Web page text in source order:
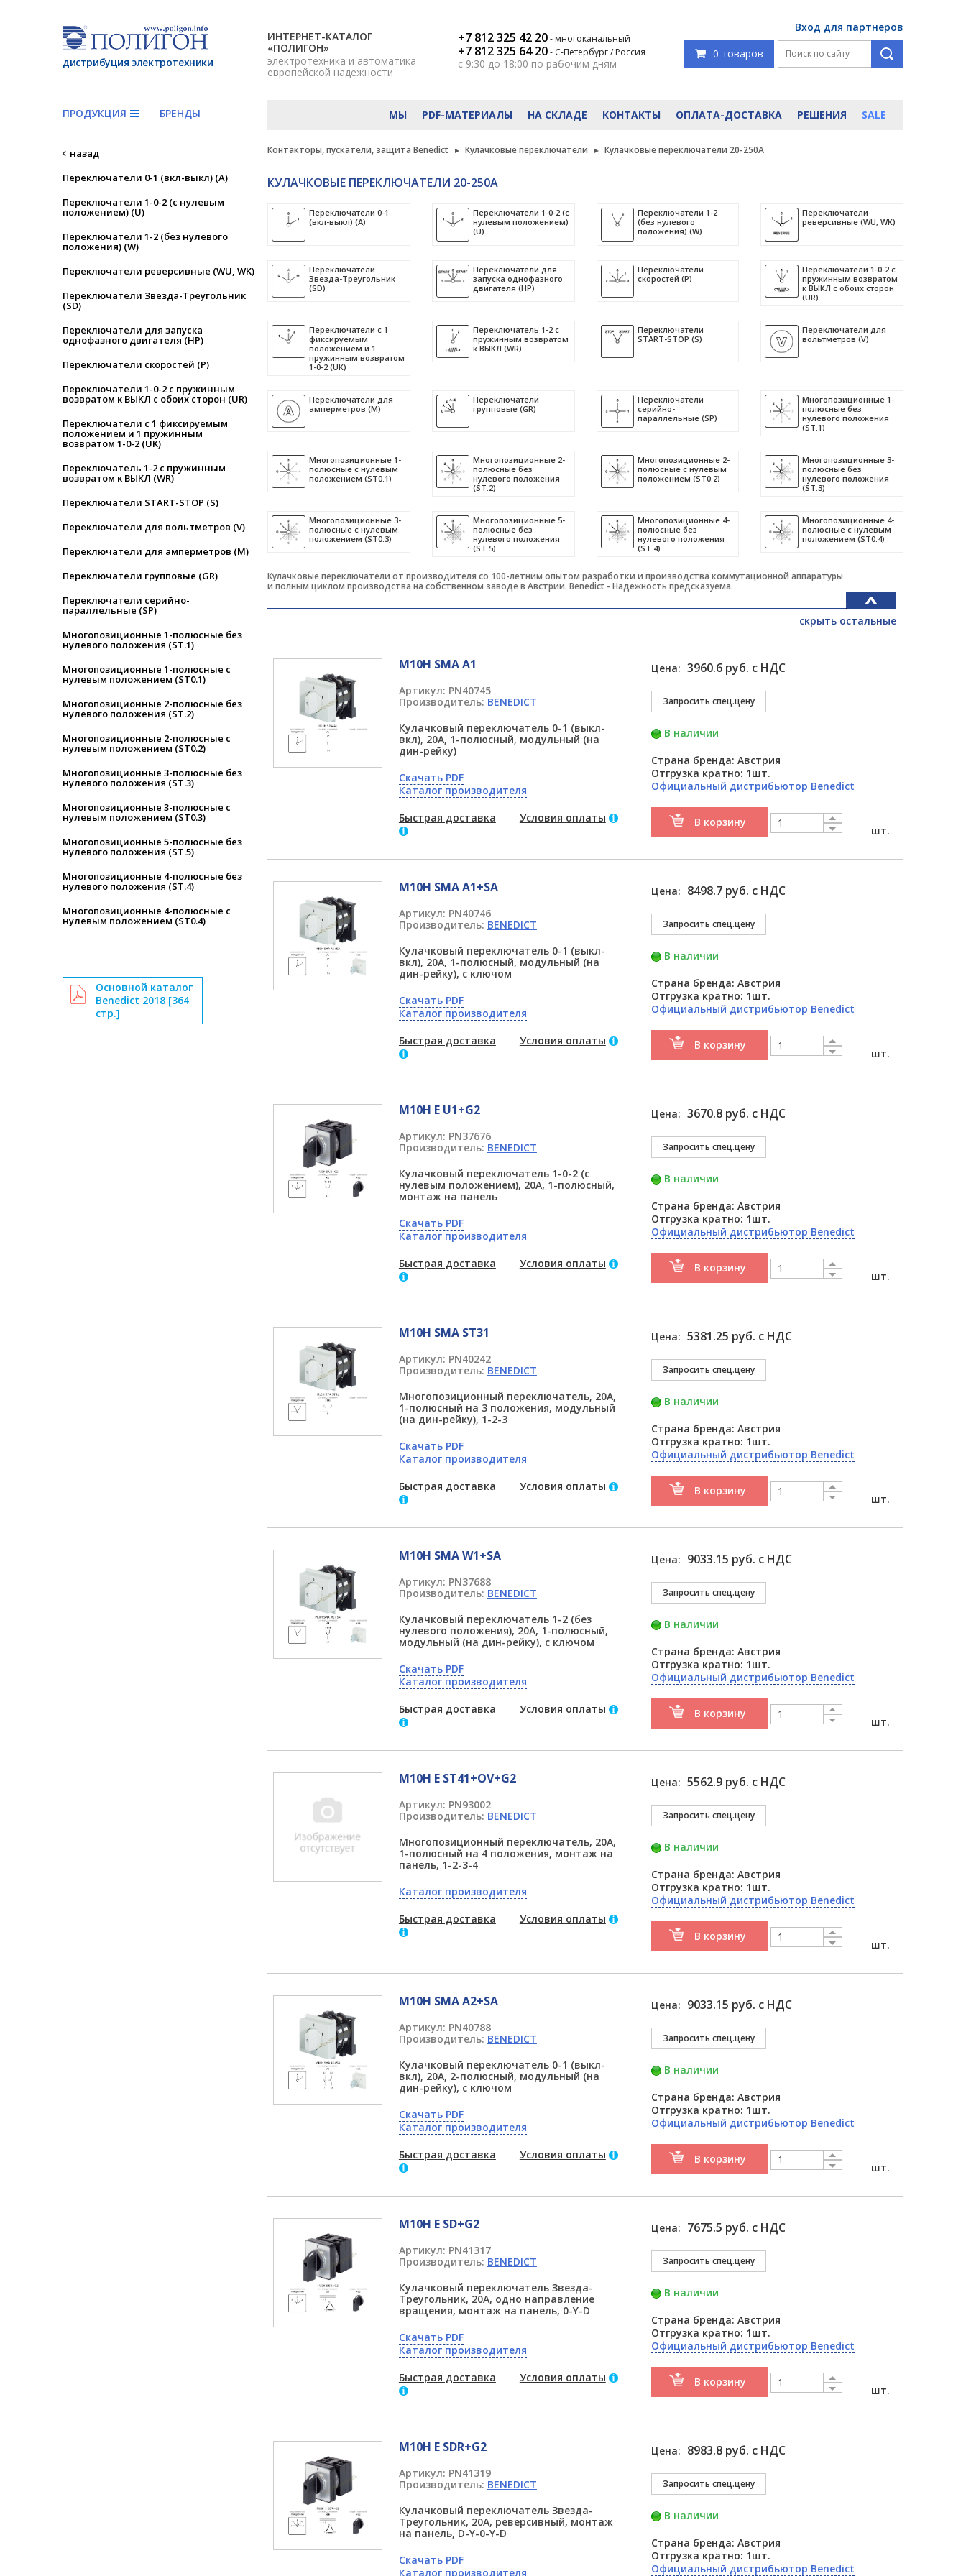
дистрибуция электротехники
ИНТЕРНЕТ-КАТАЛОГ
«ПОЛИГОН»
электротехника и автоматика
европейской надежности
+7 812 325 42 20- многоканальный
+7 812 325 64 20- С-Петербург / Россия
с 9:30 до 18:00 по рабочим дням
Вход для партнеров
0 товаров
ПРОДУКЦИЯ БРЕНДЫ МЫ PDF-МАТЕРИАЛЫ НА СКЛАДЕ КОНТАКТЫ ОПЛАТА-ДОСТАВКА РЕШЕНИЯ SALE
назад
Переключатели 0-1 (вкл-выкл) (A)
Переключатели 1-0-2 (с нулевым
положением) (U)
Переключатели 1-2 (без нулевого
положения) (W)
Переключатели реверсивные (WU, WK)
Переключатели Звезда-Треугольник
(SD)
Переключатели для запуска
однофазного двигателя (HP)
Переключатели скоростей (P)
Переключатели 1-0-2 с пружинным
возвратом к ВЫКЛ с обоих сторон (UR)
Переключатели с 1 фиксируемым
положением и 1 пружинным
возвратом 1-0-2 (UK)
Переключатель 1-2 с пружинным
возвратом к ВЫКЛ (WR)
Переключатели START-STOP (S)
Переключатели для вольтметров (V)
Переключатели для амперметров (M)
Переключатели групповые (GR)
Переключатели серийно-
параллельные (SP)
Многопозиционные 1-полюсные без
нулевого положения (ST.1)
Многопозиционные 1-полюсные с
нулевым положением (ST0.1)
Многопозиционные 2-полюсные без
нулевого положения (ST.2)
Многопозиционные 2-полюсные с
нулевым положением (ST0.2)
Многопозиционные 3-полюсные без
нулевого положения (ST.3)
Многопозиционные 3-полюсные с
нулевым положением (ST0.3)
Многопозиционные 5-полюсные без
нулевого положения (ST.5)
Многопозиционные 4-полюсные без
нулевого положения (ST.4)
Многопозиционные 4-полюсные с
нулевым положением (ST0.4)
Основной каталог
Benedict 2018 [364
стр.]
Контакторы, пускатели, защита Benedict Кулачковые переключатели Кулачковые переключатели 20-250А
КУЛАЧКОВЫЕ ПЕРЕКЛЮЧАТЕЛИ 20-250А
Переключатели 0-1
(вкл-выкл) (A)
Переключатели 1-0-2 (с
нулевым положением)
(U)
Переключатели 1-2
(без нулевого
положения) (W)
Переключатели
реверсивные (WU, WK)
Переключатели
Звезда-Треугольник
(SD)
Переключатели для
запуска однофазного
двигателя (HP)
Переключатели
скоростей (P)
Переключатели 1-0-2 с
пружинным возвратом
к ВЫКЛ с обоих сторон
(UR)
Переключатели с 1
фиксируемым
положением и 1
пружинным возвратом
1-0-2 (UK)
Переключатель 1-2 с
пружинным возвратом
к ВЫКЛ (WR)
Переключатели
START-STOP (S)
Переключатели для
вольтметров (V)
Переключатели для
амперметров (M)
Переключатели
групповые (GR)
Переключатели
серийно-
параллельные (SP)
Многопозиционные 1-
полюсные без
нулевого положения
(ST.1)
Многопозиционные 1-
полюсные с нулевым
положением (ST0.1)
Многопозиционные 2-
полюсные без
нулевого положения
(ST.2)
Многопозиционные 2-
полюсные с нулевым
положением (ST0.2)
Многопозиционные 3-
полюсные без
нулевого положения
(ST.3)
Многопозиционные 3-
полюсные с нулевым
положением (ST0.3)
Многопозиционные 5-
полюсные без
нулевого положения
(ST.5)
Многопозиционные 4-
полюсные без
нулевого положения
(ST.4)
Многопозиционные 4-
полюсные с нулевым
положением (ST0.4)
скрыть остальные
Кулачковые переключатели от производителя со 100-летним опытом разработки и производства коммутационной аппаратуры
и полным циклом производства на собственном заводе в Австрии. Benedict - Надежность предсказуема.
M10H SMA A1
Артикул: PN40745
Производитель: BENEDICT
Кулачковый переключатель 0-1 (выкл-
вкл), 20А, 1-полюсный, модульный (на
дин-рейку)
Скачать PDF
Каталог производителя
Быстрая доставка
Условия оплаты
Цена: 3960.6 руб. с НДС
В наличии
Страна бренда: Австрия
Отгрузка кратно: 1шт.
Официальный дистрибьютор Benedict
В корзину
шт.
M10H SMA A1+SA
Артикул: PN40746
Производитель: BENEDICT
Кулачковый переключатель 0-1 (выкл-
вкл), 20А, 1-полюсный, модульный (на
дин-рейку), с ключом
Скачать PDF
Каталог производителя
Быстрая доставка
Условия оплаты
Цена: 8498.7 руб. с НДС
В наличии
Страна бренда: Австрия
Отгрузка кратно: 1шт.
Официальный дистрибьютор Benedict
В корзину
шт.
M10H E U1+G2
Артикул: PN37676
Производитель: BENEDICT
Кулачковый переключатель 1-0-2 (с
нулевым положением), 20А, 1-полюсный,
монтаж на панель
Скачать PDF
Каталог производителя
Быстрая доставка
Условия оплаты
Цена: 3670.8 руб. с НДС
В наличии
Страна бренда: Австрия
Отгрузка кратно: 1шт.
Официальный дистрибьютор Benedict
В корзину
шт.
M10H SMA ST31
Артикул: PN40242
Производитель: BENEDICT
Многопозиционный переключатель, 20А,
1-полюсный на 3 положения, модульный
(на дин-рейку), 1-2-3
Скачать PDF
Каталог производителя
Быстрая доставка
Условия оплаты
Цена: 5381.25 руб. с НДС
В наличии
Страна бренда: Австрия
Отгрузка кратно: 1шт.
Официальный дистрибьютор Benedict
В корзину
шт.
M10H SMA W1+SA
Артикул: PN37688
Производитель: BENEDICT
Кулачковый переключатель 1-2 (без
нулевого положения), 20А, 1-полюсный,
модульный (на дин-рейку), с ключом
Скачать PDF
Каталог производителя
Быстрая доставка
Условия оплаты
Цена: 9033.15 руб. с НДС
В наличии
Страна бренда: Австрия
Отгрузка кратно: 1шт.
Официальный дистрибьютор Benedict
В корзину
шт.
M10H E ST41+OV+G2
Артикул: PN93002
Производитель: BENEDICT
Многопозиционный переключатель, 20А,
1-полюсный на 4 положения, монтаж на
панель, 1-2-3-4
Каталог производителя
Быстрая доставка
Условия оплаты
Цена: 5562.9 руб. с НДС
В наличии
Страна бренда: Австрия
Отгрузка кратно: 1шт.
Официальный дистрибьютор Benedict
В корзину
шт.
M10H SMA A2+SA
Артикул: PN40788
Производитель: BENEDICT
Кулачковый переключатель 0-1 (выкл-
вкл), 20А, 2-полюсный, модульный (на
дин-рейку), с ключом
Скачать PDF
Каталог производителя
Быстрая доставка
Условия оплаты
Цена: 9033.15 руб. с НДС
В наличии
Страна бренда: Австрия
Отгрузка кратно: 1шт.
Официальный дистрибьютор Benedict
В корзину
шт.
M10H E SD+G2
Артикул: PN41317
Производитель: BENEDICT
Кулачковый переключатель Звезда-
Треугольник, 20А, одно направление
вращения, монтаж на панель, 0-Y-D
Скачать PDF
Каталог производителя
Быстрая доставка
Условия оплаты
Цена: 7675.5 руб. с НДС
В наличии
Страна бренда: Австрия
Отгрузка кратно: 1шт.
Официальный дистрибьютор Benedict
В корзину
шт.
M10H E SDR+G2
Артикул: PN41319
Производитель: BENEDICT
Кулачковый переключатель Звезда-
Треугольник, 20А, реверсивный, монтаж
на панель, D-Y-0-Y-D
Скачать PDF
Каталог производителя
Цена: 8983.8 руб. с НДС
В наличии
Страна бренда: Австрия
Отгрузка кратно: 1шт.
Официальный дистрибьютор Benedict